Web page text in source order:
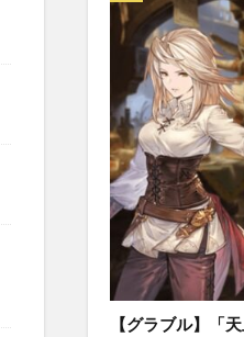
【グラブル】「